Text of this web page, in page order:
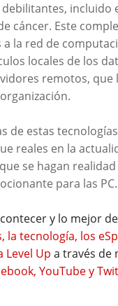
incluido
cáncer. Este
a la red de
locales de los
remotos, que
de estas
reales en la
se hagan
para las PC.
y lo mejor
la tecnología, los
Level Up a través de
YouTube y